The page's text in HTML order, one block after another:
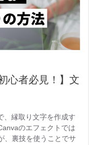
心者必見！】文
、縁取り文字を作成す
のエフェクトでは
、裏技を使うことでサ